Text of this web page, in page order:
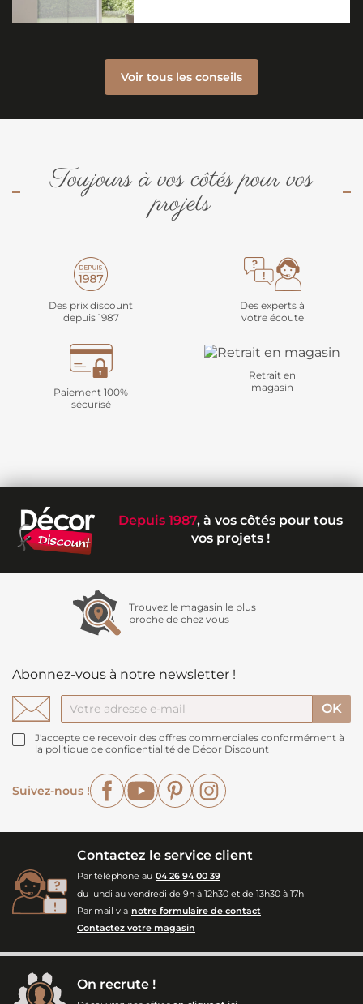
Voir tous les conseils
Toujours à vos côtés pour vos
projets
Des prix discount
depuis 1987
Des experts à
votre écoute
Paiement 100%
sécurisé
Retrait en
magasin
Depuis 1987, à vos côtés pour tous
vos projets !
Trouvez le magasin le plus
proche de chez vous
Abonnez-vous à notre newsletter !
J'accepte de recevoir des offres commerciales conformément à
la politique de confidentialité de Décor Discount
Suivez-nous !
FacebookYouTubePinterest
Contactez le service client
Par téléphone au 04 26 94 00 39
du lundi au vendredi de 9h à 12h30 et de 13h30 à 17h
Par mail via notre formulaire de contact
Contactez votre magasin
On recrute !